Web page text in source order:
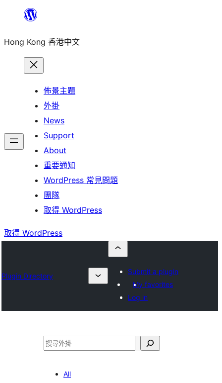
主
Hong Kong 香港中文
佈景主題
外掛
News
Support
About
重要通知
WordPress 常見問題
團隊
取得 WordPress
取得 WordPress
Plugin Directory
Submit a plugin
My favorites
Log in
搜
All